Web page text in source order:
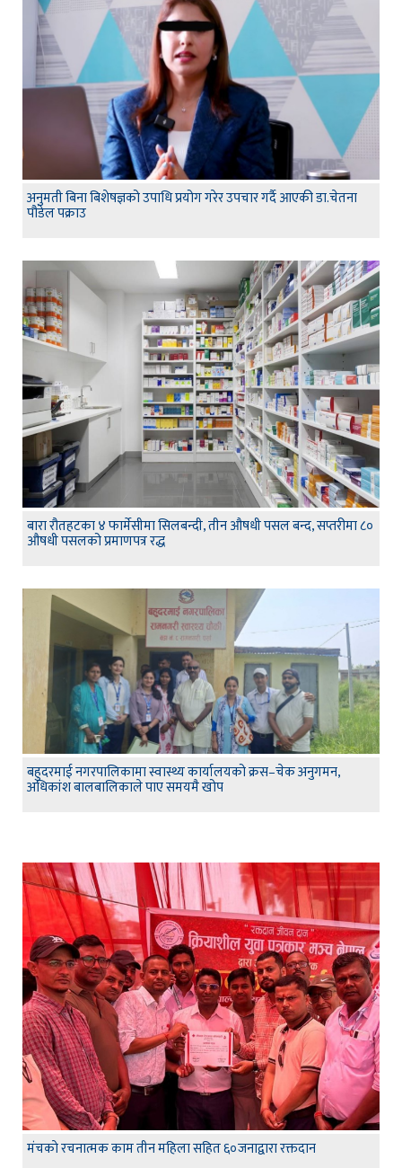
अनुमती बिना बिशेषज्ञको उपाधि प्रयोग गरेर उपचार गर्दै आएकी डा.चेतना
पौडेल पक्राउ
बारा रौतहटका ४ फार्मेसीमा सिलबन्दी, तीन औषधी पसल बन्द, सप्तरीमा ८०
औषधी पसलको प्रमाणपत्र रद्ध
बहुदरमाई नगरपालिकामा स्वास्थ्य कार्यालयको क्रस–चेक अनुगमन,
अधिकांश बालबालिकाले पाए समयमै खोप
मंचकाे रचनात्मक काम तीन महिला सहित ६०जनाद्वारा रक्तदान